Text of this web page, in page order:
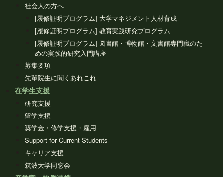
社会人の方へ
[履修証明プログラム] 大学マネジメント人材育成
[履修証明プログラム] 教育実践研究プログラム
[履修証明プログラム] 図書館・博物館・文書館専門職のた
めの実践的研究入門講座
募集要項
先輩院生に聞くあれこれ
在学生支援
研究支援
留学支援
奨学金・修学支援・雇用
Support for Current Students
キャリア支援
筑波大学同窓会